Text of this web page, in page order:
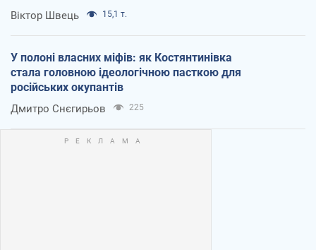
Віктор Швець 15,1 т.
У полоні власних міфів: як Костянтинівка
стала головною ідеологічною пасткою для
російських окупантів
Дмитро Снєгирьов 225